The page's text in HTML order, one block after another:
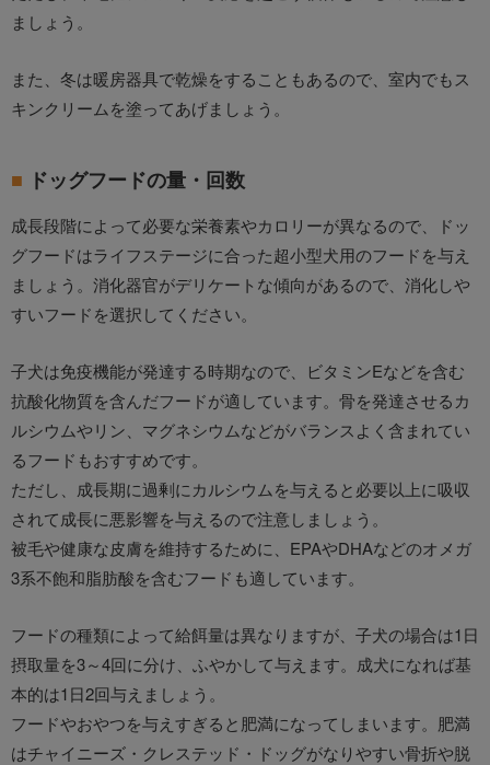
ましょう。
また、冬は暖房器具で乾燥をすることもあるので、室内でもス
キンクリームを塗ってあげましょう。
ドッグフードの量・回数
成長段階によって必要な栄養素やカロリーが異なるので、ドッ
グフードはライフステージに合った超小型犬用のフードを与え
ましょう。消化器官がデリケートな傾向があるので、消化しや
すいフードを選択してください。
子犬は免疫機能が発達する時期なので、ビタミンEなどを含む
抗酸化物質を含んだフードが適しています。骨を発達させるカ
ルシウムやリン、マグネシウムなどがバランスよく含まれてい
るフードもおすすめです。
ただし、成長期に過剰にカルシウムを与えると必要以上に吸収
されて成長に悪影響を与えるので注意しましょう。
被毛や健康な皮膚を維持するために、EPAやDHAなどのオメガ
3系不飽和脂肪酸を含むフードも適しています。
フードの種類によって給餌量は異なりますが、子犬の場合は1日
摂取量を3～4回に分け、ふやかして与えます。成犬になれば基
本的は1日2回与えましょう。
フードやおやつを与えすぎると肥満になってしまいます。肥満
はチャイニーズ・クレステッド・ドッグがなりやすい骨折や脱